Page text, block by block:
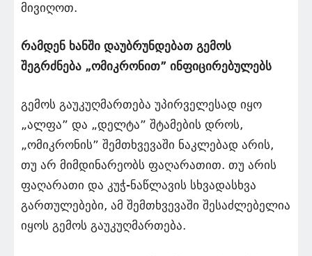
მივიღოთ.
რამდენ ხანში დაუბრუნდებათ გემოს
შეგრძნება „ომიკრონით” ინფიცირებულებს
გემოს გაუკუღმართება უპირველესად იყო
„ალფა” და „დელტა” შტამების დროს,
„ომიკრონის” შემთხვევაში ნაკლებად არის,
თუ არ მიმდინარეობს ფაღარათით. თუ არის
ფაღარათი და კუჭ-ნაწლავის სხვადასხვა
გართულებები, ამ შემთხვევაში შესაძლებელია
იყოს გემოს გაუკუღმართება.